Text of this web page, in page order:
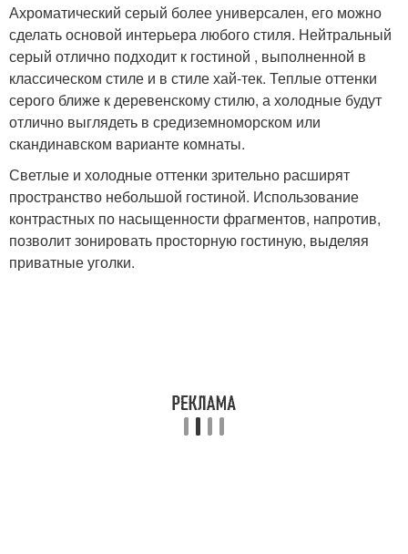
Ахроматический серый более универсален, его можно
сделать основой интерьера любого стиля. Нейтральный
серый отлично подходит к гостиной , выполненной в
классическом стиле и в стиле хай-тек. Теплые оттенки
серого ближе к деревенскому стилю, а холодные будут
отлично выглядеть в средиземноморском или
скандинавском варианте комнаты.
Светлые и холодные оттенки зрительно расширят
пространство небольшой гостиной. Использование
контрастных по насыщенности фрагментов, напротив,
позволит зонировать просторную гостиную, выделяя
приватные уголки.